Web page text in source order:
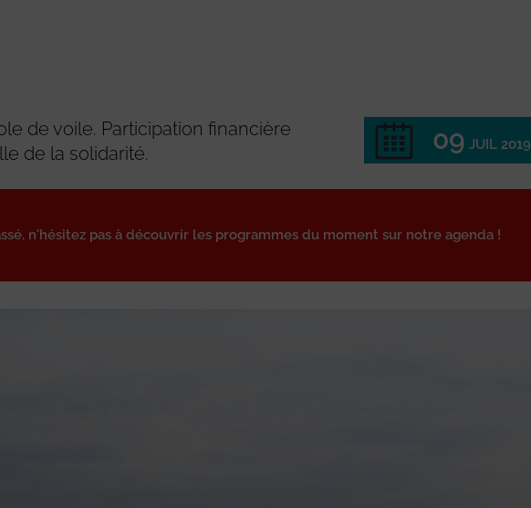
de voile. Participation financière
de la solidarité.
09 JUIL 2019
n'hésitez pas à découvrir les programmes du moment sur notre agenda !